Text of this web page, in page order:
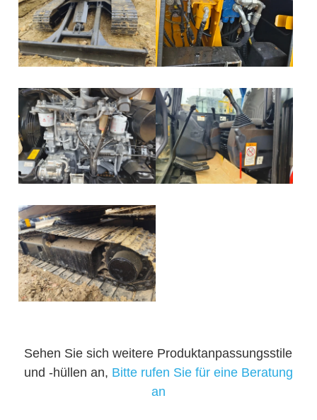
Sehen Sie sich weitere Produktanpassungsstile
und -hüllen an, Bitte rufen Sie für eine Beratung
an